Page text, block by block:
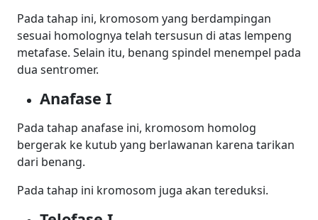
Pada tahap ini, kromosom yang berdampingan
sesuai homolognya telah tersusun di atas lempeng
metafase. Selain itu, benang spindel menempel pada
dua sentromer.
Anafase I
Pada tahap anafase ini, kromosom homolog
bergerak ke kutub yang berlawanan karena tarikan
dari benang.
Pada tahap ini kromosom juga akan tereduksi.